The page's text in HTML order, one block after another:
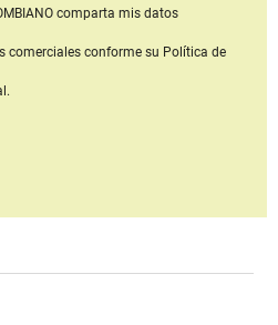
comparta mis datos
comerciales conforme su Política de